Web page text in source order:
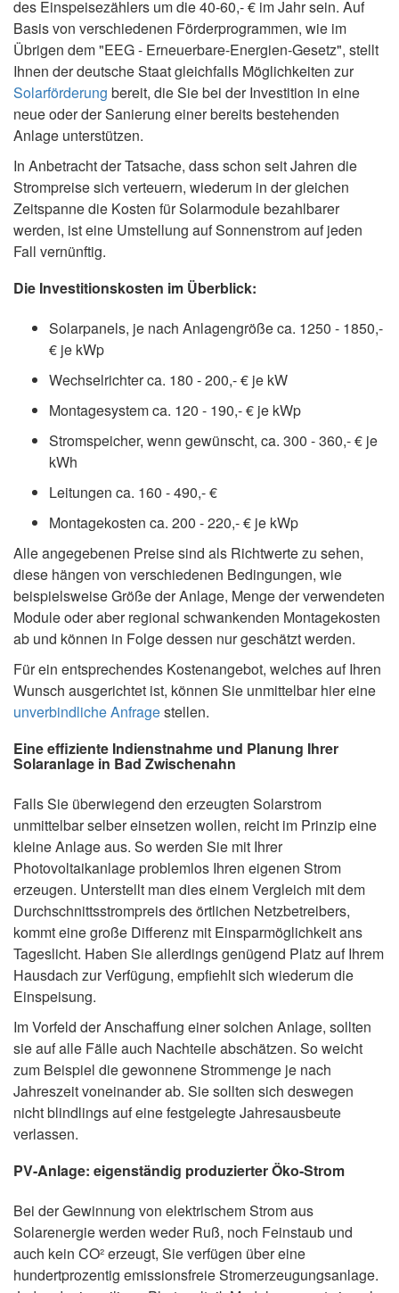
des Einspeisezählers um die 40-60,- € im Jahr sein. Auf
Basis von verschiedenen Förderprogrammen, wie im
Übrigen dem "EEG - Erneuerbare-Energien-Gesetz", stellt
Ihnen der deutsche Staat gleichfalls Möglichkeiten zur
Solarförderung bereit, die Sie bei der Investition in eine
neue oder der Sanierung einer bereits bestehenden
Anlage unterstützen.
In Anbetracht der Tatsache, dass schon seit Jahren die
Strompreise sich verteuern, wiederum in der gleichen
Zeitspanne die Kosten für Solarmodule bezahlbarer
werden, ist eine Umstellung auf Sonnenstrom auf jeden
Fall vernünftig.
Die Investitionskosten im Überblick:
Solarpanels, je nach Anlagengröße ca. 1250 - 1850,-
€ je kWp
Wechselrichter ca. 180 - 200,- € je kW
Montagesystem ca. 120 - 190,- € je kWp
Stromspeicher, wenn gewünscht, ca. 300 - 360,- € je
kWh
Leitungen ca. 160 - 490,- €
Montagekosten ca. 200 - 220,- € je kWp
Alle angegebenen Preise sind als Richtwerte zu sehen,
diese hängen von verschiedenen Bedingungen, wie
beispielsweise Größe der Anlage, Menge der verwendeten
Module oder aber regional schwankenden Montagekosten
ab und können in Folge dessen nur geschätzt werden.
Für ein entsprechendes Kostenangebot, welches auf Ihren
Wunsch ausgerichtet ist, können Sie unmittelbar hier eine
unverbindliche Anfragestellen.
Eine effiziente Indienstnahme und Planung Ihrer
Solaranlage in Bad Zwischenahn
Falls Sie überwiegend den erzeugten Solarstrom
unmittelbar selber einsetzen wollen, reicht im Prinzip eine
kleine Anlage aus. So werden Sie mit Ihrer
Photovoltaikanlage problemlos Ihren eigenen Strom
erzeugen. Unterstellt man dies einem Vergleich mit dem
Durchschnittsstrompreis des örtlichen Netzbetreibers,
kommt eine große Differenz mit Einsparmöglichkeit ans
Tageslicht. Haben Sie allerdings genügend Platz auf Ihrem
Hausdach zur Verfügung, empfiehlt sich wiederum die
Einspeisung.
Im Vorfeld der Anschaffung einer solchen Anlage, sollten
sie auf alle Fälle auch Nachteile abschätzen. So weicht
zum Beispiel die gewonnene Strommenge je nach
Jahreszeit voneinander ab. Sie sollten sich deswegen
nicht blindlings auf eine festgelegte Jahresausbeute
verlassen.
PV-Anlage: eigenständig produzierter Öko-Strom
Bei der Gewinnung von elektrischem Strom aus
Solarenergie werden weder Ruß, noch Feinstaub und
auch kein CO² erzeugt, Sie verfügen über eine
hundertprozentig emissionsfreie Stromerzeugungsanlage.